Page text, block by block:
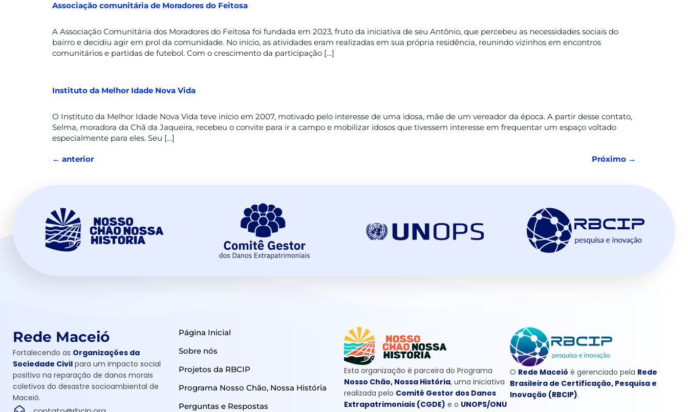
Associação comunitária de Moradores do Feitosa
A Associação Comunitária dos Moradores do Feitosa foi fundada em 2023, fruto da iniciativa de seu Antônio, que percebeu as necessidades sociais do
bairro e decidiu agir em prol da comunidade. No início, as atividades eram realizadas em sua própria residência, reunindo vizinhos em encontros
comunitários e partidas de futebol. Com o crescimento da participação […]
Instituto da Melhor Idade Nova Vida
O Instituto da Melhor Idade Nova Vida teve início em 2007, motivado pelo interesse de uma idosa, mãe de um vereador da época. A partir desse contato,
Selma, moradora da Chã da Jaqueira, recebeu o convite para ir a campo e mobilizar idosos que tivessem interesse em frequentar um espaço voltado
especialmente para eles. Seu […]
← anterior Próximo →
Rede Maceió
Fortalecendo as Organizações da
Sociedade Civil para um impacto social
positivo na reparação de danos morais
coletivos do desastre socioambiental de
Maceió.
Página Inicial
Sobre nós
Projetos da RBCIP
Programa Nosso Chão, Nossa História
Perguntas e Respostas
Esta organização é parceira do Programa
Nosso Chão, Nossa História, uma iniciativa
realizada pelo Comitê Gestor dos Danos
Extrapatrimoniais (CGDE) e o UNOPS/ONU
O Rede Maceió é gerenciado pela Rede
Brasileira de Certificação, Pesquisa e
Inovação (RBCIP).